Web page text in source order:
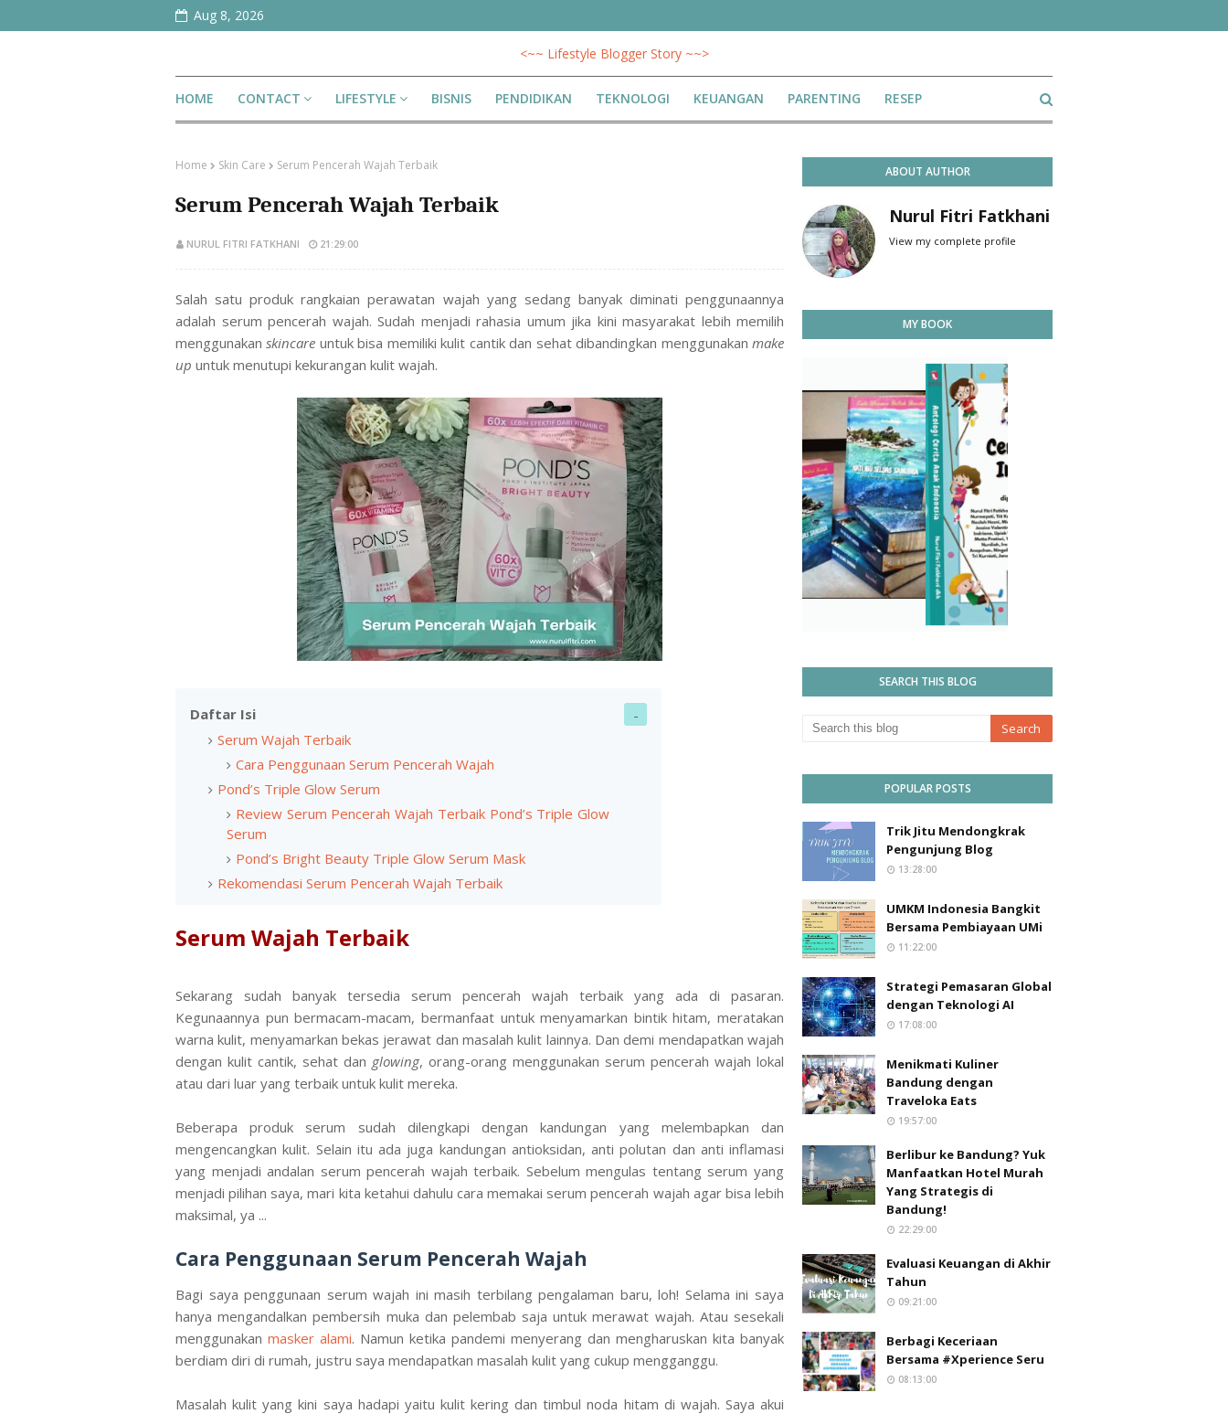
Aug 8, 2026
<~~ Lifestyle Blogger Story ~~>
HOME CONTACT LIFESTYLE BISNIS PENDIDIKAN TEKNOLOGI KEUANGAN PARENTING RESEP
Home Skin Care Serum Pencerah Wajah Terbaik
Serum Pencerah Wajah Terbaik
NURUL FITRI FATKHANI 21:29:00
Salah satu produk rangkaian perawatan wajah yang sedang banyak diminati penggunaannya
adalah serum pencerah wajah. Sudah menjadi rahasia umum jika kini masyarakat lebih memilih
menggunakanskincare untuk bisa memiliki kulit cantik dan sehat dibandingkan menggunakanmake
up untuk menutupi kekurangan kulit wajah.
Daftar Isi
Serum Wajah Terbaik
Cara Penggunaan Serum Pencerah Wajah
Pond’s Triple Glow Serum
Review Serum Pencerah Wajah Terbaik Pond’s Triple Glow
Serum
Pond’s Bright Beauty Triple Glow Serum Mask
Rekomendasi Serum Pencerah Wajah Terbaik
Serum Wajah Terbaik
Sekarang sudah banyak tersedia serum pencerah wajah terbaik yang ada di pasaran.
Kegunaannya pun bermacam-macam, bermanfaat untuk menyamarkan bintik hitam, meratakan
warna kulit, menyamarkan bekas jerawat dan masalah kulit lainnya. Dan demi mendapatkan wajah
dengan kulit cantik, sehat dan glowing, orang-orang menggunakan serum pencerah wajah lokal
atau dari luar yang terbaik untuk kulit mereka.
Beberapa produk serum sudah dilengkapi dengan kandungan yang melembapkan dan
mengencangkan kulit. Selain itu ada juga kandungan antioksidan, anti polutan dan anti inflamasi
yang menjadi andalan serum pencerah wajah terbaik. Sebelum mengulas tentang serum yang
menjadi pilihan saya, mari kita ketahui dahulu cara memakai serum pencerah wajah agar bisa lebih
maksimal, ya ...
Cara Penggunaan Serum Pencerah Wajah
Bagi saya penggunaan serum wajah ini masih terbilang pengalaman baru, loh! Selama ini saya
hanya mengandalkan pembersih muka dan pelembab saja untuk merawat wajah. Atau sesekali
menggunakan masker alami. Namun ketika pandemi menyerang dan mengharuskan kita banyak
berdiam diri di rumah, justru saya mendapatkan masalah kulit yang cukup mengganggu.
Masalah kulit yang kini saya hadapi yaitu kulit kering dan timbul noda hitam di wajah. Saya akui
ABOUT AUTHOR
Nurul Fitri Fatkhani
View my complete profile
MY BOOK
SEARCH THIS BLOG
POPULAR POSTS
Trik Jitu Mendongkrak
Pengunjung Blog
13:28:00
UMKM Indonesia Bangkit
Bersama Pembiayaan UMi
11:22:00
Strategi Pemasaran Global
dengan Teknologi AI
17:08:00
Menikmati Kuliner
Bandung dengan
Traveloka Eats
19:57:00
Berlibur ke Bandung? Yuk
Manfaatkan Hotel Murah
Yang Strategis di
Bandung!
22:29:00
Evaluasi Keuangan di Akhir
Tahun
09:21:00
Berbagi Keceriaan
Bersama #Xperience Seru
08:13:00